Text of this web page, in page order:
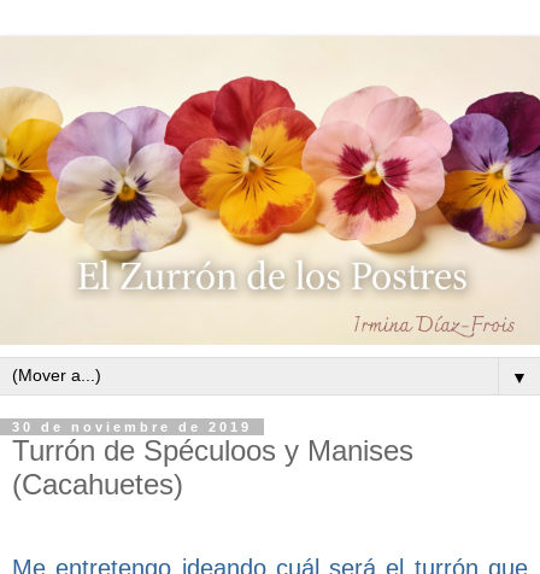
▼
30 de noviembre de 2019
Turrón de Spéculoos y Manises
(Cacahuetes)
Me entretengo ideando cuál será el turrón que